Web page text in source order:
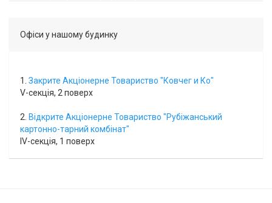
Офіси у нашому будинку
1. Закрите Акціонерне Товариство "Ковчег и Ко"
V-секція, 2 поверх
2. Відкрите Акціонерне Товариство "Рубіжанський
картонно-тарний комбінат"
IV-секція, 1 поверх